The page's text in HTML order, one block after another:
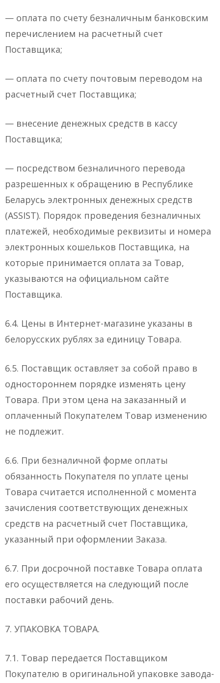
— оплата по счету безналичным банковским
перечислением на расчетный счет
Поставщика;
— оплата по счету почтовым переводом на
расчетный счет Поставщика;
— внесение денежных средств в кассу
Поставщика;
— посредством безналичного перевода
разрешенных к обращению в Республике
Беларусь электронных денежных средств
(ASSIST). Порядок проведения безналичных
платежей, необходимые реквизиты и номера
электронных кошельков Поставщика, на
которые принимается оплата за Товар,
указываются на официальном сайте
Поставщика.
6.4. Цены в Интернет-магазине указаны в
белорусских рублях за единицу Товара.
6.5. Поставщик оставляет за собой право в
одностороннем порядке изменять цену
Товара. При этом цена на заказанный и
оплаченный Покупателем Товар изменению
не подлежит.
6.6. При безналичной форме оплаты
обязанность Покупателя по уплате цены
Товара считается исполненной с момента
зачисления соответствующих денежных
средств на расчетный счет Поставщика,
указанный при оформлении Заказа.
6.7. При досрочной поставке Товара оплата
его осуществляется на следующий после
поставки рабочий день.
7. УПАКОВКА ТОВАРА.
7.1. Товар передается Поставщиком
Покупателю в оригинальной упаковке завода-